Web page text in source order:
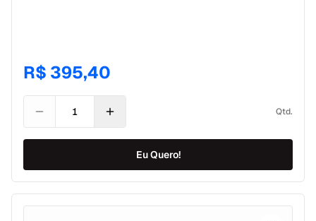
R$ 395,40
Qtd.
Eu Quero!